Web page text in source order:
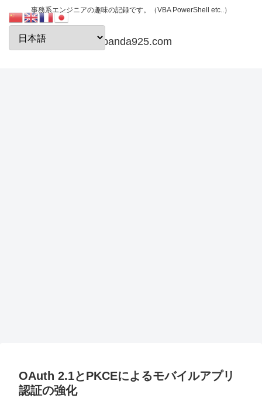
事務系エンジニアの趣味の記録です。（VBA PowerShell etc..）
papanda925.com
OAuth 2.1とPKCEによるモバイルアプリ
認証の強化